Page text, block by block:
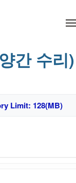
간 수리)
Limit: 128(MB)